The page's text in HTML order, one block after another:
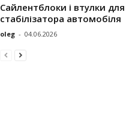
Сайлентблоки і втулки для
стабілізатора автомобіля
oleg - 04.06.2026